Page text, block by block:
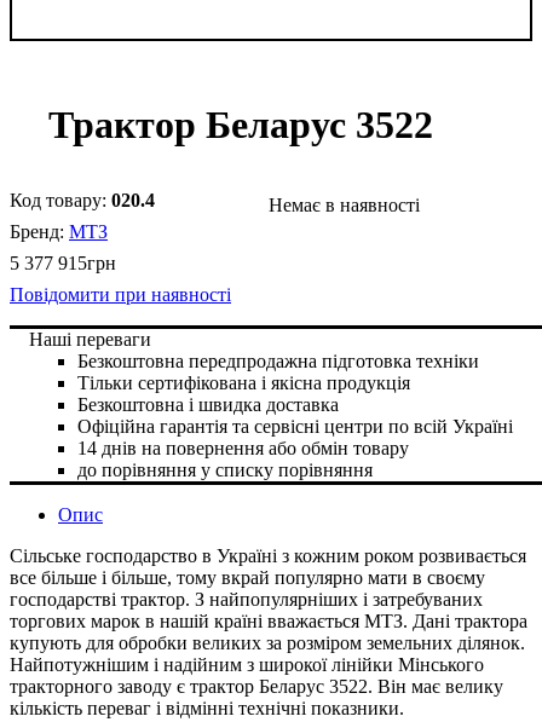
Наші переваги
Безкоштовна передпродажна підготовка техніки
Тільки сертифікована і якісна продукція
Безкоштовна і швидка доставка
Офіційна гарантія та сервісні центри по всій Україні
14 днів на повернення або обмін товару
до порівняння у списку порівняння
Трактор Беларус 3522
020.4
Немає в наявності
МТЗ
5 377 915грн
Повідомити при наявності
Опис
Сільське господарство в Україні з кожним роком розвивається
все більше і більше, тому вкрай популярно мати в своєму
господарстві трактор. З найпопулярніших і затребуваних
торгових марок в нашій країні вважається МТЗ. Дані трактора
купують для обробки великих за розміром земельних ділянок.
Найпотужнішим і надійним з широкої лінійки Мінського
тракторного заводу є трактор Беларус 3522. Він має велику
кількість переваг і відмінні технічні показники.